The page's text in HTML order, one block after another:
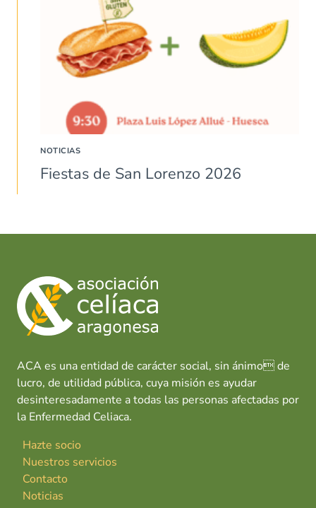
NOTICIAS
Fiestas de San Lorenzo 2026
ACA es una entidad de carácter social, sin ánimo de
lucro, de utilidad pública, cuya misión es ayudar
desinteresadamente a todas las personas afectadas por
la Enfermedad Celiaca.
Hazte socio
Nuestros servicios
Contacto
Noticias